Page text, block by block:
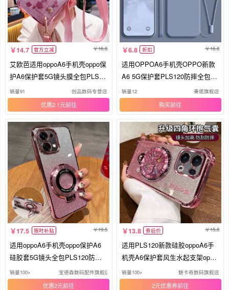
14.7 官方立减 16.8
艾欧芭适用oppoA6手机壳oppo保
护A6保护套5G镜头膜全包PLS12
0防摔软壳opa6腕带65G斜挎可背
挂绳外壳花朵新款
销量91 创品数码专营店
优惠2.1元
6.8 折扣 16.8
适用OPPOA6手机壳OPPO新款
A6 5G保护套PLS120防摔全包O
PPOPLS硅胶软液态65G带挂绳
款opp0pp0ppoA女男opa外壳
销量12 秉偌旗舰店
购买
17.5 限时补贴 19.5
适用oppoA6手机壳oppo保护A6
硅胶套5G镜头全包PLS120防摔
透明opa6软65g带支架新款oppopl
s男女超薄高级感妈妈
销量100+ 宝德森数码配件旗舰店
优惠2元
13.8 券后价 15.8
适用PLS120新款硅胶oppoA6手
机壳A6保护套风生水起支架oppo
5G外壳A65G镜头全包oppa高级
感opopa简约opa软壳女
销量100+ 魅卡奇数码旗舰店
2元优惠券